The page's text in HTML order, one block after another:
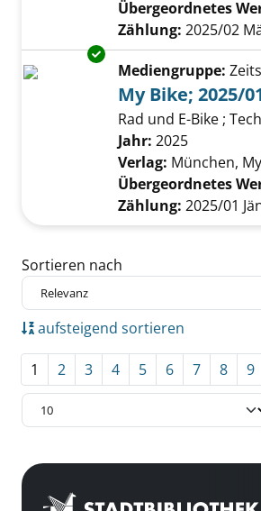
Übergeordnetes
Zählung: 2025/02
Exemplar-Details von
Mediengruppe:
My Bike; 2025/
Rad und E-Bike ;
Suche nach diesem
Jahr: 2025
Verlag: München,
Übergeordnetes
Zählung: 2025/01
Zu den Suchfiltern springen
Sortieren nach
aufsteigend sortieren
1 2 3 4 5 6 7 8 9